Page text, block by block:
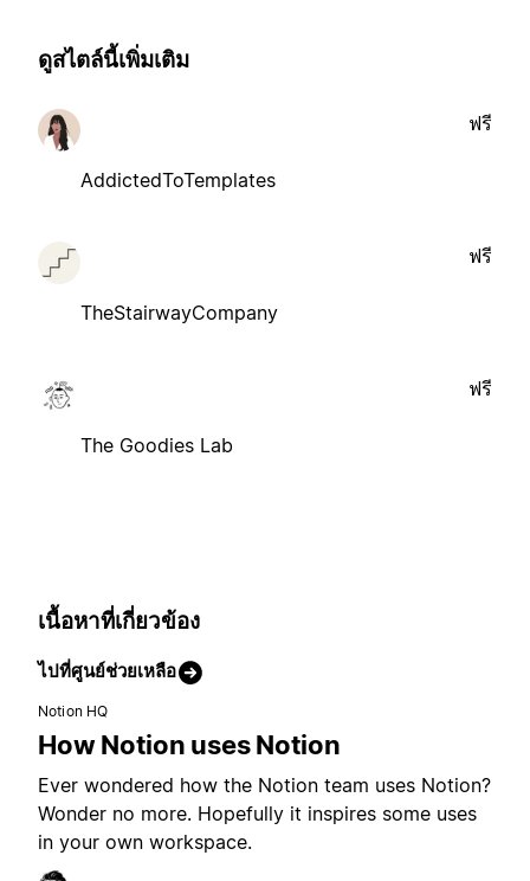
ดูสไตล์นี้เพิ่มเติม
AddictedToTemplates
ฟรี
TheStairwayCompany
ฟรี
The Goodies Lab
ฟรี
เนื้อหาที่เกี่ยวข้อง
ไปที่ศูนย์ช่วยเหลือ
Notion HQ
How Notion uses Notion
Ever wondered how the Notion team uses Notion?
Wonder no more. Hopefully it inspires some uses
in your own workspace.